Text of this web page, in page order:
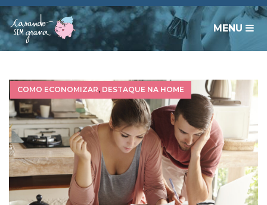
MENU
COMO ECONOMIZAR, DESTAQUE NA HOME